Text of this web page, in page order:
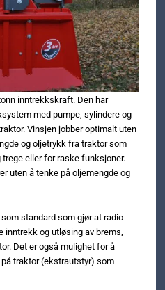
inntrekkskraft. Den har
med pumpe, sylindere og
Vinsjen jobber optimalt uten
og oljetrykk fra traktor som
eller for raske funksjoner.
uten å tenke på oljemengde og
standard som gjør at radio
inntrekk og utløsing av brems,
Det er også mulighet for å
traktor (ekstrautstyr) som